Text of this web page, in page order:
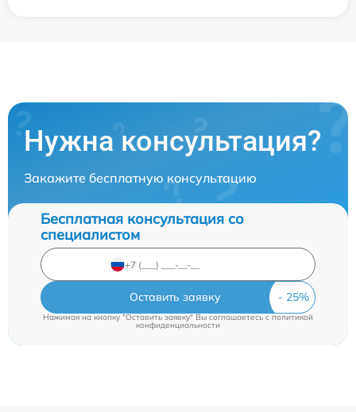
Нужна консультация?
Закажите бесплатную консультацию
Бесплатная консультация со
специалистом
Оставить заявку
Нажимая на кнопку "Оставить заявку" Вы соглашаетесь c политикой
конфиденциальности